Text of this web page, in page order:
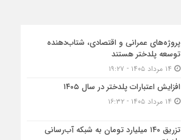
پروژه‌های عمرانی و اقتصادی، شتاب‌دهنده
توسعه پلدختر هستند
افزایش اعتبارات پلدختر در سال ۱۴۰۵
تزریق ۱۴۰ میلیارد تومان به شبکه آب‌رسانی